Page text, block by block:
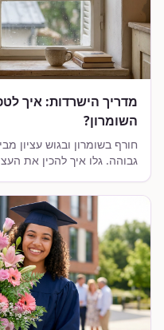
מדריך הישרדות: איך
השומרון?
חורף בשומרון ובגוש עציון
גבוהה. גלו איך להכין את